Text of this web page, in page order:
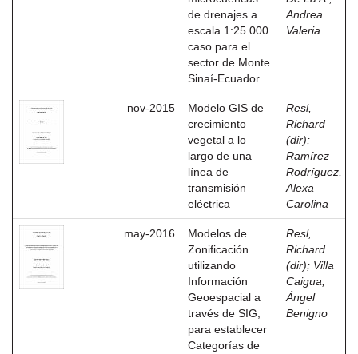
de drenajes a
escala 1:25.000
caso para el
sector de Monte
Sinaí-Ecuador
Andrea
Valeria
nov-2015
Modelo GIS de
crecimiento
vegetal a lo
largo de una
línea de
transmisión
eléctrica
Resl,
Richard
(dir);
Ramírez
Rodríguez,
Alexa
Carolina
may-2016
Modelos de
Zonificación
utilizando
Información
Geoespacial a
través de SIG,
para establecer
Categorías de
Resl,
Richard
(dir); Villa
Caigua,
Ángel
Benigno